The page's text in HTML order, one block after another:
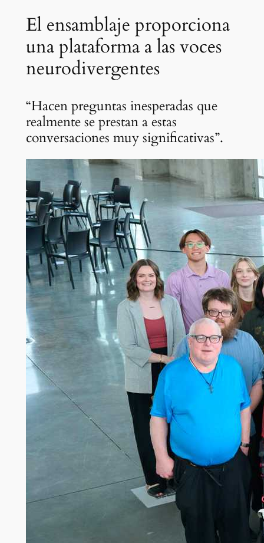
El ensamblaje proporciona
una plataforma a las voces
neurodivergentes
“Hacen preguntas inesperadas que
realmente se prestan a estas
conversaciones muy significativas”.